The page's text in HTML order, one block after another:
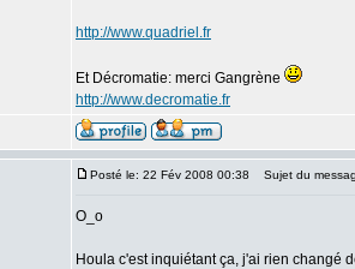
http://www.quadriel.fr
Et Décromatie: merci Gangrène
http://www.decromatie.fr
Posté le: 22 Fév 2008 00:38 Sujet du
O_o
Houla c'est inquiétant ça, j'ai rien changé